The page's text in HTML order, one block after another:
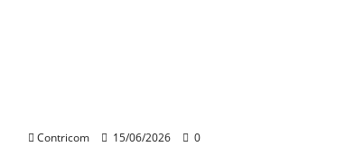
Contricom 15/06/2026 0